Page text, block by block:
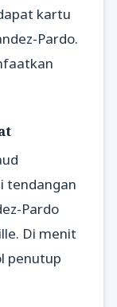
kartu
Pardo.
tendangan
Pardo
Di menit
penutup